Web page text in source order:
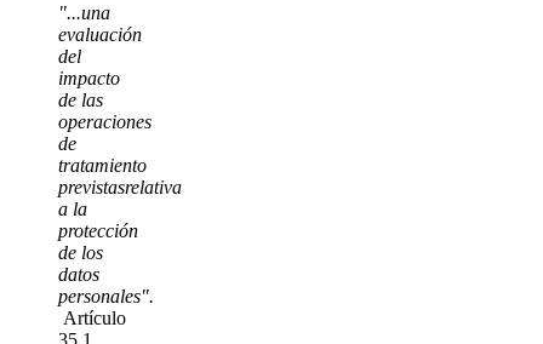
"...una
evaluación
del
impacto
de las
operaciones
de
tratamiento
previstasrelativa
a la
protección
de los
datos
personales".
Artículo
35.1,